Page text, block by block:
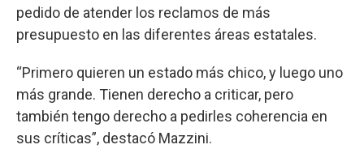
pedido de atender los reclamos de más
presupuesto en las diferentes áreas estatales.
“Primero quieren un estado más chico, y luego uno
más grande. Tienen derecho a criticar, pero
también tengo derecho a pedirles coherencia en
sus críticas”, destacó Mazzini.